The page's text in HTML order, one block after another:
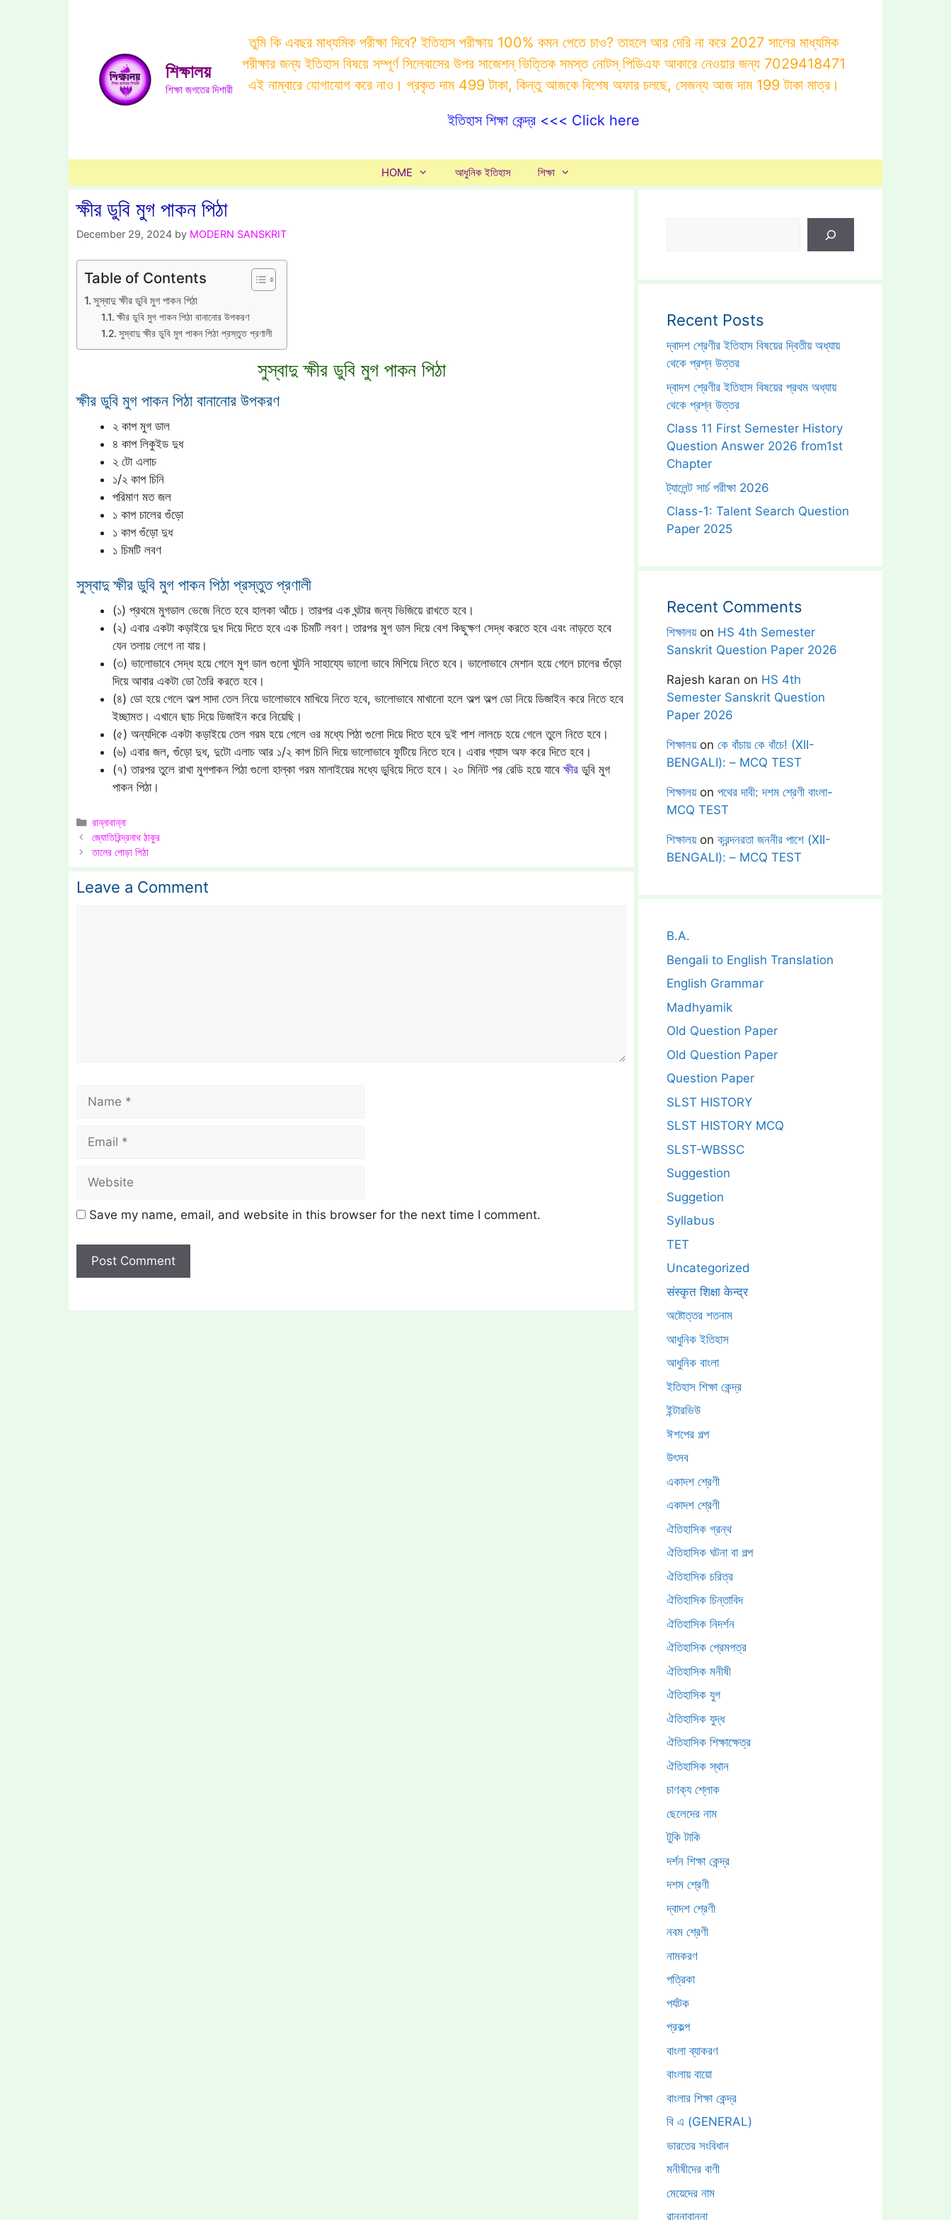
শিক্ষালয়
শিক্ষা জগতের দিশারী
তুমি কি এবছর মাধ্যমিক পরীক্ষা দিবে? ইতিহাস পরীক্ষায় 100% কমন পেতে চাও? তাহলে আর দেরি না করে 2027 সালের মাধ্যমিক
পরীক্ষার জন্য ইতিহাস বিষয়ে সম্পূর্ণ সিলেবাসের উপর সাজেশন্ ভিত্তিক সমস্ত নোটস্ পিডিএফ আকারে নেওয়ার জন্য 7029418471
এই নাম্বারে যোগাযোগ করে নাও। প্রকৃত দাম 499 টাকা, কিন্তু আজকে বিশেষ অফার চলছে, সেজন্য আজ দাম 199 টাকা মাত্র।
ইতিহাস শিক্ষা কেন্দ্র <<< Click here
HOME আধুনিক ইতিহাস শিক্ষা
ক্ষীর ডুবি মুগ পাকন পিঠা
December 29, 2024 by MODERN SANSKRIT
Table of Contents
সুস্বাদু ক্ষীর ডুবি মুগ পাকন পিঠা
ক্ষীর ডুবি মুগ পাকন পিঠা বানানোর উপকরণ
সুস্বাদু ক্ষীর ডুবি মুগ পাকন পিঠা প্রস্তুত প্রণালী
সুস্বাদু ক্ষীর ডুবি মুগ পাকন পিঠা
ক্ষীর ডুবি মুগ পাকন পিঠা বানানোর উপকরণ
২ কাপ মুগ ডাল
৪ কাপ লিকুইড দুধ
২ টো এলাচ
১/২ কাপ চিনি
পরিমাণ মত জল
১ কাপ চালের গুঁড়ো
১ কাপ গুঁড়ো দুধ
১ চিমটি লবণ
সুস্বাদু ক্ষীর ডুবি মুগ পাকন পিঠা প্রস্তুত প্রণালী
(১) প্রথমে মুগডাল ভেজে নিতে হবে হালকা আঁচে। তারপর এক ঘন্টার জন্য ভিজিয়ে রাখতে হবে।
(২) এবার একটা কড়াইয়ে দুধ দিয়ে দিতে হবে এক চিমটি লবণ। তারপর মুগ ডাল দিয়ে বেশ কিছুক্ষণ সেদ্ধ করতে হবে এবং নাড়তে হবে
যেন তলায় লেগে না যায়।
(৩) ভালোভাবে সেদ্ধ হয়ে গেলে মুগ ডাল গুলো ঘুটনি সাহায্যে ভালো ভাবে মিশিয়ে নিতে হবে। ভালোভাবে মেশান হয়ে গেলে চালের গুঁড়ো
দিয়ে আবার একটা ডো তৈরি করতে হবে।
(৪) ডো হয়ে গেলে অল্প সাদা তেল নিয়ে ভালোভাবে মাখিয়ে নিতে হবে, ভালোভাবে মাখানো হলে অল্প অল্প ডো নিয়ে ডিজাইন করে নিতে হবে
ইচ্ছামত। এখানে ছাচ দিয়ে ডিজাইন করে নিয়েছি।
(৫) অন্যদিকে একটা কড়াইয়ে তেল গরম হয়ে গেলে ওর মধ্যে পিঠা গুলো দিয়ে দিতে হবে দুই পাশ লালচে হয়ে গেলে তুলে নিতে হবে।
(৬) এবার জল, গুঁড়ো দুধ, দুটো এলাচ আর ১/২ কাপ চিনি দিয়ে ভালোভাবে ফুটিয়ে নিতে হবে। এবার গ্যাস অফ করে দিতে হবে।
(৭) তারপর তুলে রাখা মুগপাকন পিঠা গুলো হাল্কা গরম মালাইয়ের মধ্যে ডুবিয়ে দিতে হবে। ২০ মিনিট পর রেডি হয়ে যাবেক্ষীর ডুবি মুগ
পাকন পিঠা।
Categories
রান্নাবান্না
জ্যোতিরিন্দ্রনাথ ঠাকুর
তালের পোড়া পিঠা
Leave a Comment
Name
Save my name, email, and website in this browser for the next time I comment.
Recent Posts
দ্বাদশ শ্রেণীর ইতিহাস বিষয়ের দ্বিতীয় অধ্যায়
থেকে প্রশ্ন উত্তর
দ্বাদশ শ্রেণীর ইতিহাস বিষয়ের প্রথম অধ্যায়
থেকে প্রশ্ন উত্তর
Class 11 First Semester History
Question Answer 2026 from1st
Chapter
ট্যালেন্ট সার্চ পরীক্ষা 2026
Class-1: Talent Search Question
Paper 2025
Recent Comments
শিক্ষালয়on HS 4th Semester
Sanskrit Question Paper 2026
Rajesh karan on HS 4th
Semester Sanskrit Question
Paper 2026
শিক্ষালয়on কে বাঁচায় কে বাঁচে! (XII-
BENGALI): – MCQ TEST
শিক্ষালয়on পথের দাবী: দশম শ্রেণী বাংলা-
MCQ TEST
শিক্ষালয়onক্রন্দনরতা জননীর পাশে (XII-
BENGALI): – MCQ TEST
B.A.
Bengali to English Translation
English Grammar
Madhyamik
Old Question Paper
Old Question Paper
Question Paper
SLST HISTORY
SLST HISTORY MCQ
SLST-WBSSC
Suggestion
Suggetion
Syllabus
TET
Uncategorized
संस्कृत शिक्षा केन्द्र
অষ্টোত্তর শতনাম
আধুনিক ইতিহাস
আধুনিক বাংলা
ইতিহাস শিক্ষা কেন্দ্র
ইন্টারভিউ
ঈশপের গল্প
উৎসব
একাদশ শ্রেণী
একাদশ শ্রেণী
ঐতিহাসিক গ্রন্থ
ঐতিহাসিক ঘটনা বা গল্প
ঐতিহাসিক চরিত্র
ঐতিহাসিক চিন্তাবিদ
ঐতিহাসিক নিদর্শন
ঐতিহাসিক প্রেমপত্র
ঐতিহাসিক মনীষী
ঐতিহাসিক যুগ
ঐতিহাসিক যুদ্ধ
ঐতিহাসিক শিক্ষাক্ষেত্র
ঐতিহাসিক স্থান
চাণক্য শ্লোক
ছেলেদের নাম
টুকি টাকি
দর্শন শিক্ষা কেন্দ্র
দশম শ্রেণী
দ্বাদশ শ্রেণী
নবম শ্রেণী
নামকরণ
পত্রিকা
পর্যটক
প্রকল্প
বাংলা ব্যাকরণ
বাংলায় বায়ো
বাংলার শিক্ষা কেন্দ্র
বি এ (GENERAL)
ভারতের সংবিধান
মনীষীদের বাণী
মেয়েদের নাম
রান্নাবান্না